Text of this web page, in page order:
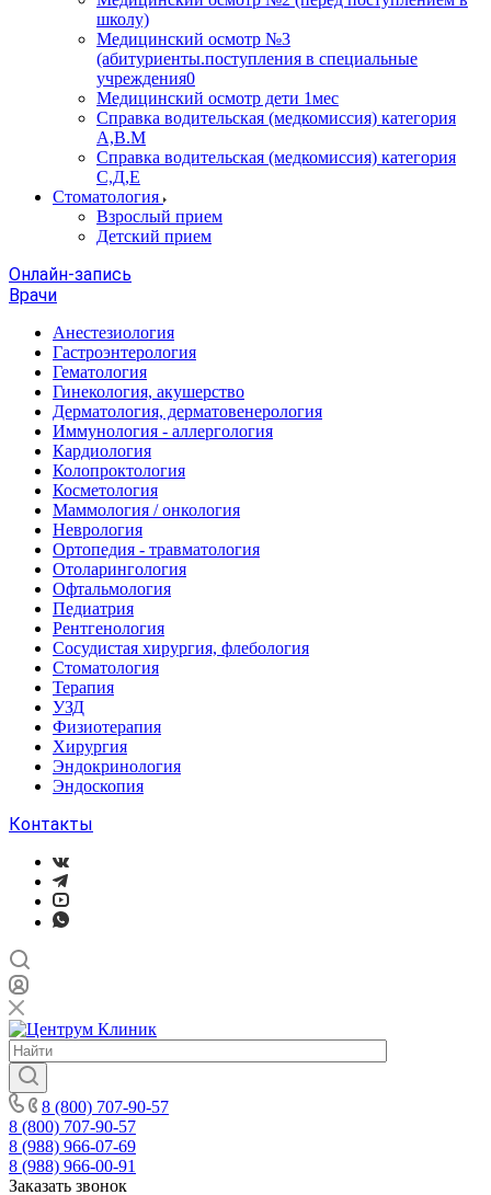
школу)
Медицинский осмотр №3
(абитуриенты.поступления в специальные
учреждения0
Медицинский осмотр дети 1мес
Справка водительская (медкомиссия) категория
А,В.М
Справка водительская (медкомиссия) категория
С,Д,Е
Стоматология
Взрослый прием
Детский прием
Онлайн-запись
Врачи
Анестезиология
Гастроэнтерология
Гематология
Гинекология, акушерство
Дерматология, дерматовенерология
Иммунология - аллергология
Кардиология
Колопроктология
Косметология
Маммология / онкология
Неврология
Ортопедия - травматология
Отоларингология
Офтальмология
Педиатрия
Рентгенология
Сосудистая хирургия, флебология
Стоматология
Терапия
УЗД
Физиотерапия
Хирургия
Эндокринология
Эндоскопия
Контакты
8 (800) 707-90-57
8 (800) 707-90-57
8 (988) 966-07-69
8 (988) 966-00-91
Заказать звонок